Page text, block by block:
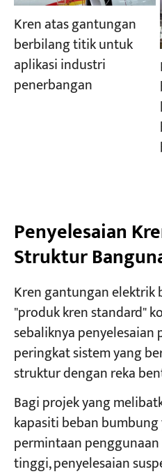
Kren atas gantungan
berbilang titik untuk
aplikasi industri
penerbangan
Penyelesaian
Struktur
Kren gantungan
"produk kren standard"
sebaliknya penyelesaian
peringkat sistem yang
struktur dengan reka
Bagi projek yang
kapasiti beban
permintaan
tinggi, penyelesaian